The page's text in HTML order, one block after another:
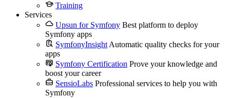
Training
Services
Upsun for Symfony Best platform to deploy
Symfony apps
SymfonyInsight Automatic quality checks for your
apps
Symfony Certification Prove your knowledge and
boost your career
SensioLabs Professional services to help you with
Symfony